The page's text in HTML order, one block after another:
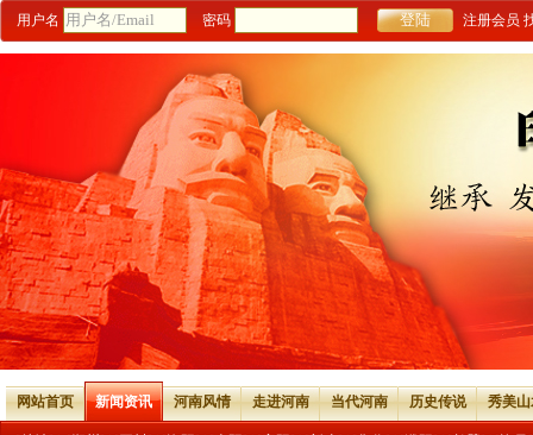
用户名 密码 注册会员
网站首页 新闻资讯 河南风情 走进河南 当代河南 历史传说 秀美